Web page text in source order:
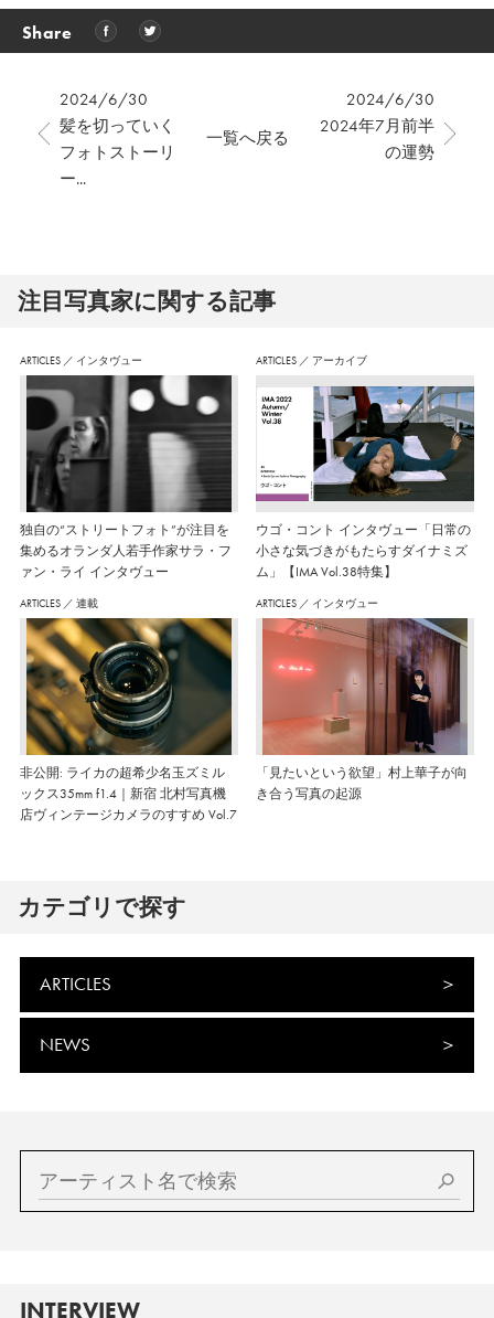
Share
2024/6/30
髪を切っていく
フォトストーリ
ー...
2024/6/30
2024年7月前半
の運勢
一覧へ戻る
注⽬写真家に関する記事
ARTICLES ／ インタヴュー
独自の“ストリートフォト”が注目を
集めるオランダ人若手作家サラ・フ
ァン・ライ インタヴュー
ARTICLES ／ アーカイブ
ウゴ・コント インタヴュー「日常の
小さな気づきがもたらすダイナミズ
ム」【IMA Vol.38特集】
ARTICLES ／ 連載
非公開: ライカの超希少名玉ズミル
ックス35mm f1.4｜新宿 北村写真機
店ヴィンテージカメラのすすめ Vol.7
ARTICLES ／ インタヴュー
「見たいという欲望」村上華子が向
き合う写真の起源
カテゴリで探す
ARTICLES
NEWS
INTERVIEW